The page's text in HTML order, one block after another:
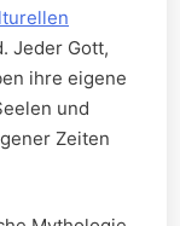
Jeder Gott,
ihre eigene
⁣und
‌Zeiten